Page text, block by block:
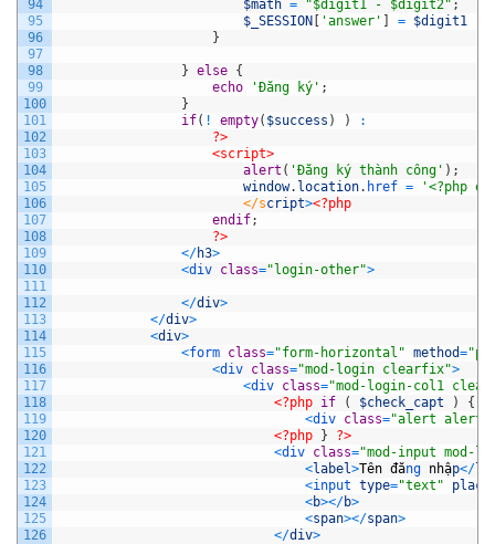
94
95
96
97
98
99
100
101
102
103
104
105
106
107
108
109
110
111
112
113
114
115
116
117
118
119
120
121
122
123
124
125
126
$math = "$digit1 - $digit2" ;
$_SESSION [ 'answer' ] = $digit1
}
} else {
echo
'Đăng ký' ;
}
if( ! empty( $success ) )
:
?>
<script>
alert ( 'Đăng ký thành công' ) ;
window. location. href =
'<?php
						</s
cript><?php
endif;
?>
</h3>
<div class="login-other">
</div>
</div>
<div>
<form class="form-horizontal" method=
<div class="mod-login clearfix">
<div class="mod-login-col1
<?php if ( $check_capt ) {
<div class="alert alert-
<?php }
?>
<div class="mod-input mod-
<label>Tên đăng nhập</
<input type="text"
<b></b>
<span></span>
</div>